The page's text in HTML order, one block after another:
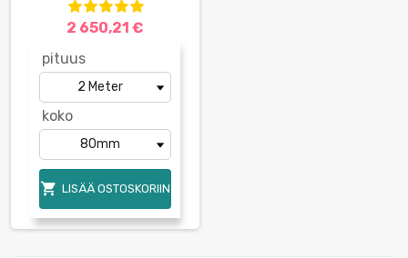
2 650,21 €
pituus
koko
 LISÄÄ OSTOSKORIIN